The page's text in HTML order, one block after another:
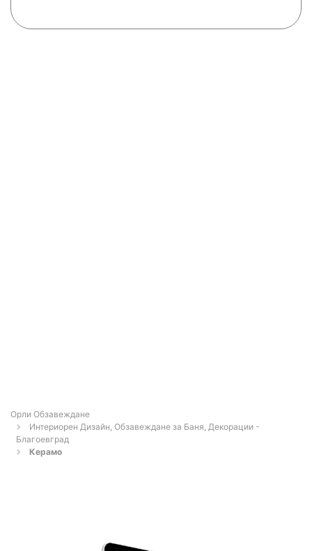
Орли Обзавеждане
Интериорен Дизайн, Обзавеждане за Баня, Декорации -
Благоевград
Керамо